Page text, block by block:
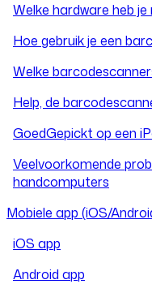
Welke hardware heb
Hoe gebruik je een
Welke
Help, de
GoedGepickt op een
Veelvoorkomende
handcomputers
Mobiele app (iOS/
iOS app
Android app